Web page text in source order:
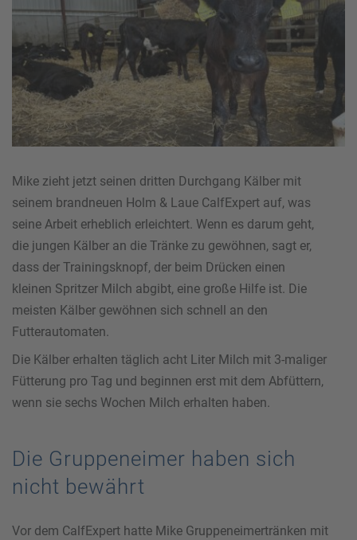
Mike zieht jetzt seinen dritten Durchgang Kälber mit
seinem brandneuen Holm & Laue CalfExpert auf, was
seine Arbeit erheblich erleichtert. Wenn es darum geht,
die jungen Kälber an die Tränke zu gewöhnen, sagt er,
dass der Trainingsknopf, der beim Drücken einen
kleinen Spritzer Milch abgibt, eine große Hilfe ist. Die
meisten Kälber gewöhnen sich schnell an den
Futterautomaten.
Die Kälber erhalten täglich acht Liter Milch mit 3-maliger
Fütterung pro Tag und beginnen erst mit dem Abfüttern,
wenn sie sechs Wochen Milch erhalten haben.
Die Gruppeneimer haben sich
nicht bewährt
Vor dem CalfExpert hatte Mike Gruppeneimertränken mit